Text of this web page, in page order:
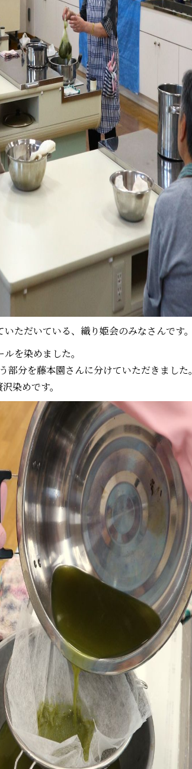
ただいている、織り姫会のみなさんです。
を染めました。
分を藤本園さんに分けていただきました。
染めです。